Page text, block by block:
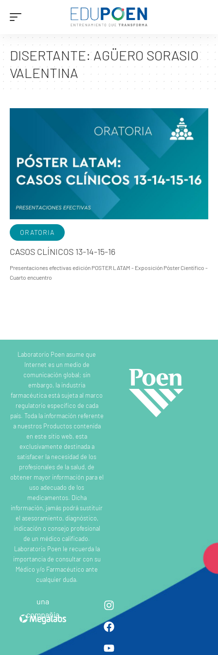
DISERTANTE:AGÜERO SORASIO
VALENTINA
ORATORIA
CASOS CLÍNICOS 13-14-15-16
Presentaciones efectivas edición POSTER LATAM - Exposición Póster Científico -
Cuarto encuentro
Laboratorio Poen asume que
Internet es un medio de
comunicación global; sin
embargo, la industria
farmacéutica está sujeta al marco
regulatorio específico de cada
país. Toda la información referente
a nuestros Productos contenida
en este sitio web, esta
exclusivamente destinada a
satisfacer la necesidad de los
profesionales de la salud, de
obtener mayor información para el
uso adecuado de los
medicamentos. Dicha
información, jamás podrá sustituir
el asesoramiento, diagnóstico,
indicación o consejo profesional
de un médico calificado.
Laboratorio Poen le recuerda la
importancia de consultar con su
Médico y/o Farmacéutico ante
cualquier duda.
una
compañia